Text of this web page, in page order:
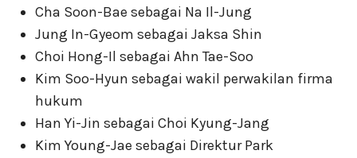
Cha Soon-Bae sebagai Na Il-Jung
Jung In-Gyeom sebagai Jaksa Shin
Choi Hong-Il sebagai Ahn Tae-Soo
Kim Soo-Hyun sebagai wakil perwakilan firma
hukum
Han Yi-Jin sebagai Choi Kyung-Jang
Kim Young-Jae sebagai Direktur Park